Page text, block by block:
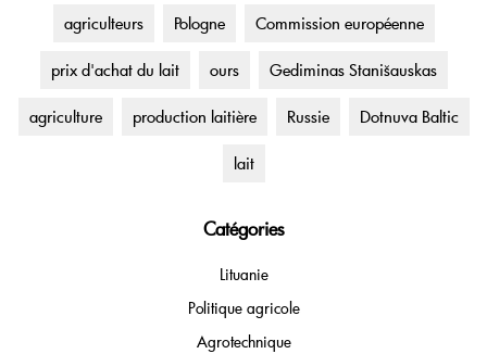
agriculteurs Pologne Commission européenne
prix d'achat du lait ours Gediminas Stanišauskas
agriculture production laitière Russie Dotnuva Baltic
lait
Catégories
Lituanie
Politique agricole
Agrotechnique